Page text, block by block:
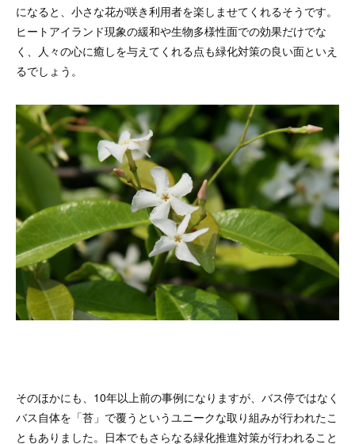
になると、小さな花が咲き利用者を楽しませてくれるそうです。
ヒートアイランド現象の緩和や生物多様性面での効果だけでな
く、人々の心に癒しを与えてくれる点も緑化対策の良い面といえ
るでしょう。
そのほかにも、10年以上前の事例になりますが、バス停ではなく
バス自体を「苔」で覆うというユニークな取り組みが行われたこ
ともありました。日本でもさらなる緑化推進対策が行われること